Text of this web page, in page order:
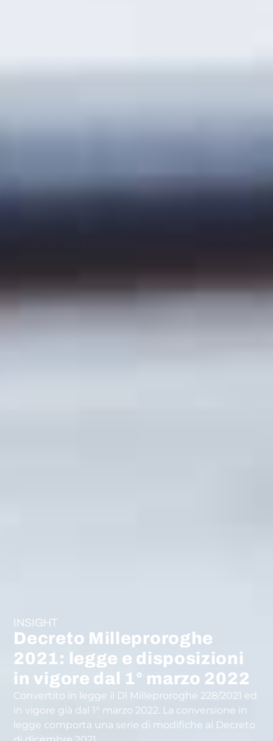
INSIGHT
Decreto Milleproroghe
2021: legge e disposizioni
in vigore dal 1° marzo 2022
Convertito in legge il Dl Milleproroghe 228/2021 ed
in vigore già dal 1° marzo 2022. La conversione in
legge comporta una serie di modifiche al Decreto